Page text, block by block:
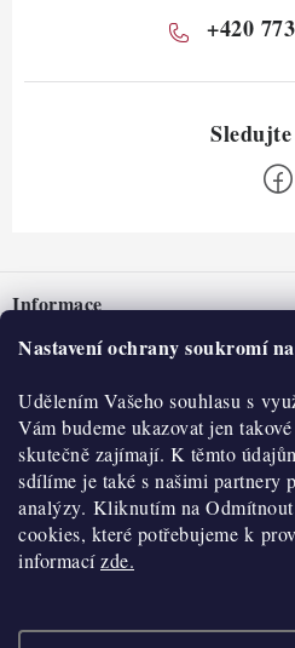
Nastavení ochrany soukromí
Udělením Vašeho souhlasu s
Vám budeme ukazovat jen
skutečně zajímají. K těmto
sdílíme je také s našimi partnery
analýzy. Kliknutím na
cookies, které potřebujeme k
informacízde.
+420
pInformace
Nepřevzetí zásilky na dobírku
Obchodní podmínky
Hodnocení obchodu
Blog
Moje objednávka
O nás
Historie
Kontakty
O nákupu
Reklamace a vratky
Výdejní místa